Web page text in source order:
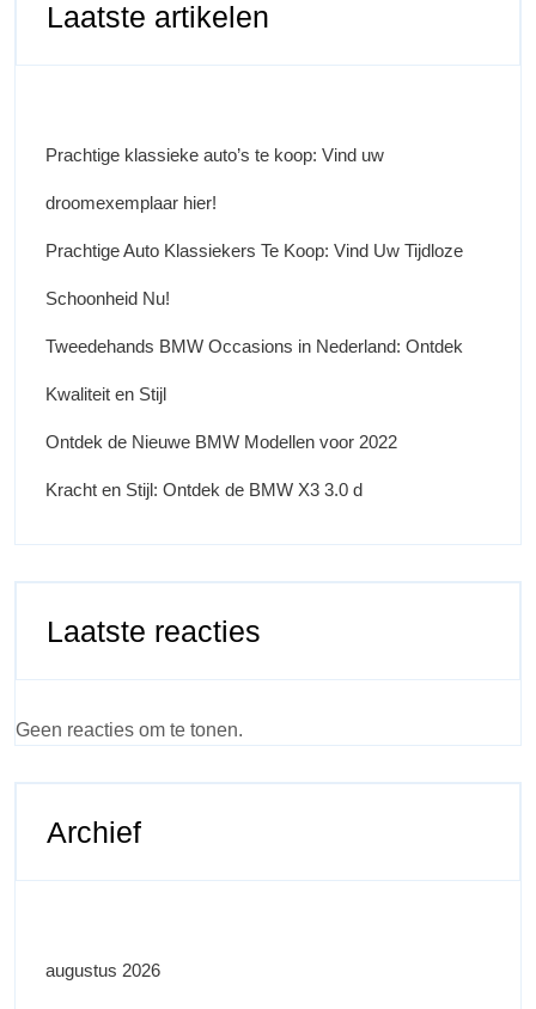
Laatste artikelen
Prachtige klassieke auto’s te koop: Vind uw
droomexemplaar hier!
Prachtige Auto Klassiekers Te Koop: Vind Uw Tijdloze
Schoonheid Nu!
Tweedehands BMW Occasions in Nederland: Ontdek
Kwaliteit en Stijl
Ontdek de Nieuwe BMW Modellen voor 2022
Kracht en Stijl: Ontdek de BMW X3 3.0 d
Laatste reacties
Geen reacties om te tonen.
Archief
augustus 2026